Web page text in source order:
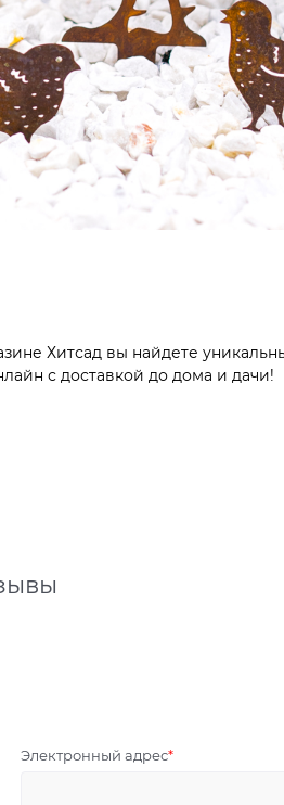
Хитсад вы найдете
с доставкой до дома и дачи!
Электронный адрес